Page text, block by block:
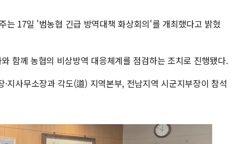
[속보] 종합특검, '尹 관저 이
는 17일 '범농협 긴급 방역대책 화상회의'를 개최했다고 밝혔
함께 농협의 비상방역 대응체계를 점검하는 조치로 진행됐다.
지사무소장과 각도(道) 지역본부, 전남지역 시군지부장이 참석